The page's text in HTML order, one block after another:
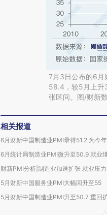
7月3日公布的6月
58.4，较5月上升
张区间。图/财新
相关报道
6月财新中国制造业PMI录得51.2 为今
6月统计局制造业PMI微升至50.9 就业
财新PMI分析|制造业加速扩张 就业压
5月财新中国服务业PMI大幅回升至55
5月财新中国制造业PMI升至50.7 重回